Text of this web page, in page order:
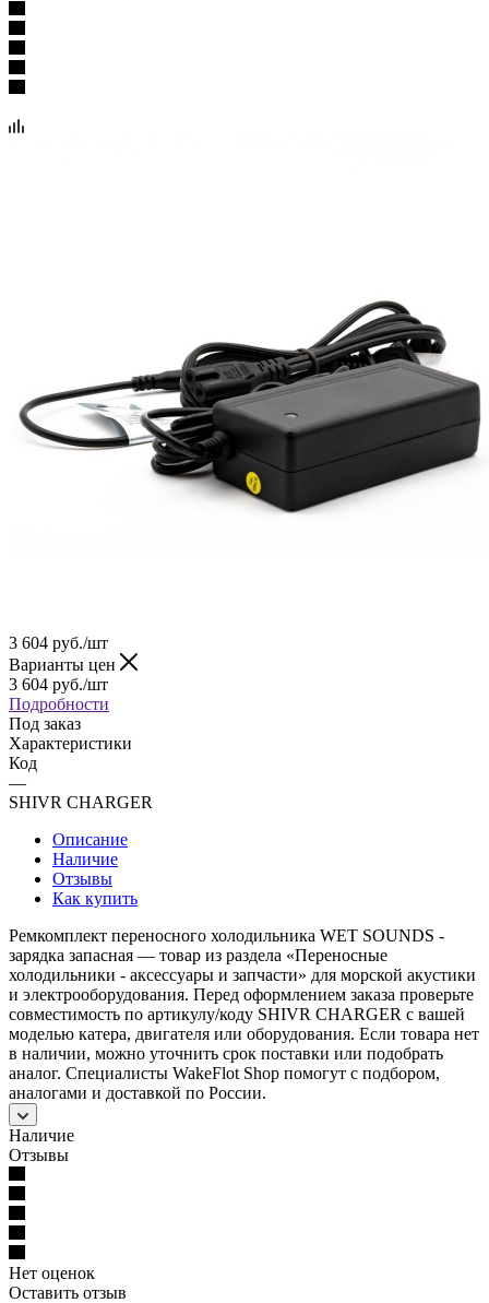
3 604 руб./шт
Варианты цен
3 604 руб./шт
Подробности
Под заказ
Характеристики
Код
—
SHIVR CHARGER
Описание
Наличие
Отзывы
Как купить
Ремкомплект переносного холодильника WET SOUNDS -
зарядка запасная — товар из раздела «Переносные
холодильники - аксессуары и запчасти» для морской акустики
и электрооборудования. Перед оформлением заказа проверьте
совместимость по артикулу/коду SHIVR CHARGER с вашей
моделью катера, двигателя или оборудования. Если товара нет
в наличии, можно уточнить срок поставки или подобрать
аналог. Специалисты WakeFlot Shop помогут с подбором,
аналогами и доставкой по России.
Наличие
Отзывы
Нет оценок
Оставить отзыв